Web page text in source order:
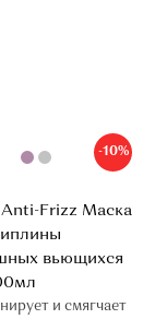
-10%
Anti-Frizz Маска
вьющихся
и смягчает